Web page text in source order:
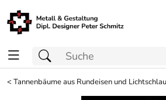
<Tannenbäume aus Rundeisen und